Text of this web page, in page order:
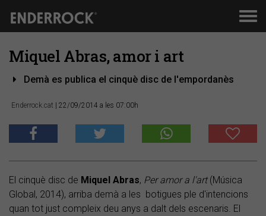
Miquel Abras, amor i art
Demà es publica el cinquè disc de l'empordanès
Enderrock.cat | 22/09/2014 a les 07:00h
El cinquè disc de Miquel Abras, Per amor a l'art(Música
Global, 2014), arriba demà a les botigues ple d'intencions
quan tot just compleix deu anys a dalt dels escenaris. El